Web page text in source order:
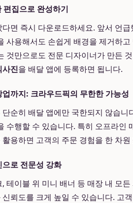
집으로 완성하기
면 즉시 다운로드하세요. 앞서 언
사용해서도 손쉽게 배경을 제거하
것만으로도 전문 디자이너가 만든
사진을 배달 앱에 등록하면 됩니다.
까지: 크라우드픽의 무한한 가능성
순히 배달 앱에만 국한되지 않습
수행할 수 있습니다. 특히 오프라인
용하면 고객의 주문 경험을 한 차
로 전문성 강화
테이블 위 미니 배너 등 매장 내 모
뢰도를 크게 높일 수 있습니다. 고